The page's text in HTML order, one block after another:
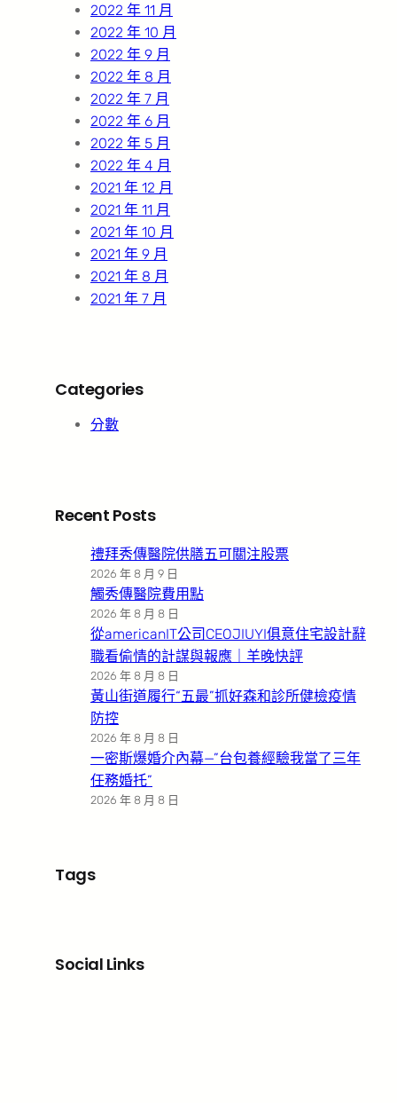
2022 年 11 月
2022 年 10 月
2022 年 9 月
2022 年 8 月
2022 年 7 月
2022 年 6 月
2022 年 5 月
2022 年 4 月
2021 年 12 月
2021 年 11 月
2021 年 10 月
2021 年 9 月
2021 年 8 月
2021 年 7 月
Categories
分數
Recent Posts
禮拜秀傳醫院供膳五可關注股票
2026 年 8 月 9 日
觸秀傳醫院費用點
2026 年 8 月 8 日
從americanIT公司CEOJIUYI俱意住宅設計辭
職看偷情的計謀與報應｜羊晚快評
2026 年 8 月 8 日
黃山街道履行“五最”抓好森和診所健檢疫情
防控
2026 年 8 月 8 日
一密斯爆婚介內幕—”台包養經驗我當了三年
任務婚托”
2026 年 8 月 8 日
Tags
Social Links